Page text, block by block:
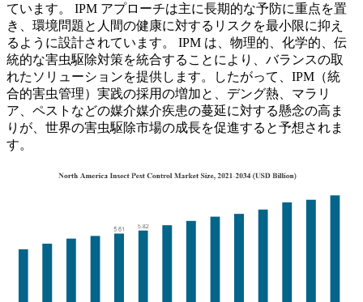
ています。 IPM アプローチは主に長期的な予防に重点を置
き、環境問題と人間の健康に対するリスクを最小限に抑え
るように設計されています。 IPM は、物理的、化学的、伝
統的な害虫駆除対策を統合することにより、バランスの取
れたソリューションを提供します。したがって、IPM（統
合的害虫管理）実践の採用の増加と、デング熱、マラリ
ア、ペストなどの媒介媒介疾患の蔓延に対する懸念の高ま
りが、世界の害虫駆除市場の成長を促進すると予想されま
す。